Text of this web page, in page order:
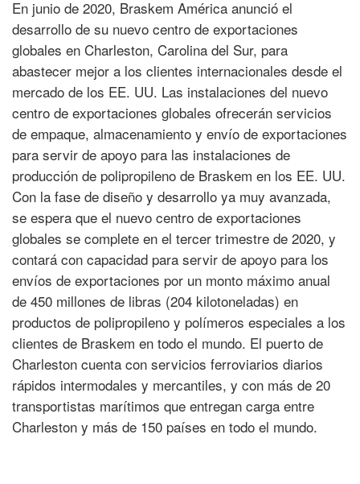
En junio de 2020, Braskem América anunció el
desarrollo de su nuevo centro de exportaciones
globales en Charleston, Carolina del Sur, para
abastecer mejor a los clientes internacionales desde el
mercado de los EE. UU. Las instalaciones del nuevo
centro de exportaciones globales ofrecerán servicios
de empaque, almacenamiento y envío de exportaciones
para servir de apoyo para las instalaciones de
producción de polipropileno de Braskem en los EE. UU.
Con la fase de diseño y desarrollo ya muy avanzada,
se espera que el nuevo centro de exportaciones
globales se complete en el tercer trimestre de 2020, y
contará con capacidad para servir de apoyo para los
envíos de exportaciones por un monto máximo anual
de 450 millones de libras (204 kilotoneladas) en
productos de polipropileno y polímeros especiales a los
clientes de Braskem en todo el mundo. El puerto de
Charleston cuenta con servicios ferroviarios diarios
rápidos intermodales y mercantiles, y con más de 20
transportistas marítimos que entregan carga entre
Charleston y más de 150 países en todo el mundo.